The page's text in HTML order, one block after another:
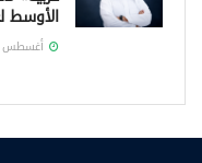
الأوسط
أغسطس 5, 2026